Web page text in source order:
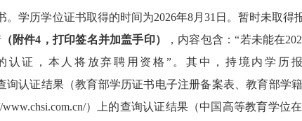
。学历学位证书取得的时间为2026年8月31日。暂时未取得
（附件4 ，打印签名并加盖手印） ，内容包含：“若未能在
认证，本人将放弃聘用资格”。其中，持境内学历
询认证结果（教育部学历证书电子注册备案表、教育部学
www.chsi.com.cn/）上的查询认证结果（中国高等教育学